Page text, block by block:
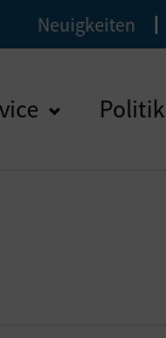
Neuigkeiten
Politik